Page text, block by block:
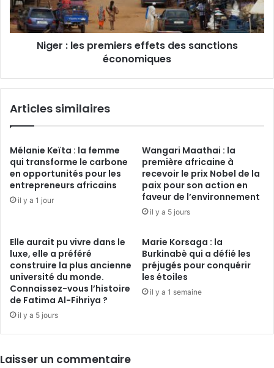
sanctions
économiques
Niger : les premiers effets des sanctions
économiques
Articles similaires
Mélanie Keïta : la femme
qui transforme le carbone
en opportunités pour les
entrepreneurs africains
il y a 1 jour
Wangari Maathai : la
première africaine à
recevoir le prix Nobel de la
paix pour son action en
faveur de l’environnement
il y a 5 jours
Elle aurait pu vivre dans le
luxe, elle a préféré
construire la plus ancienne
université du monde.
Connaissez-vous l’histoire
de Fatima Al-Fihriya ?
il y a 5 jours
Marie Korsaga : la
Burkinabè qui a défié les
préjugés pour conquérir
les étoiles
il y a 1 semaine
Laisser un commentaire